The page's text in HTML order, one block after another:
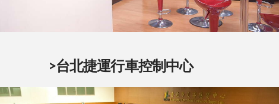
>台北捷運行車控制中心